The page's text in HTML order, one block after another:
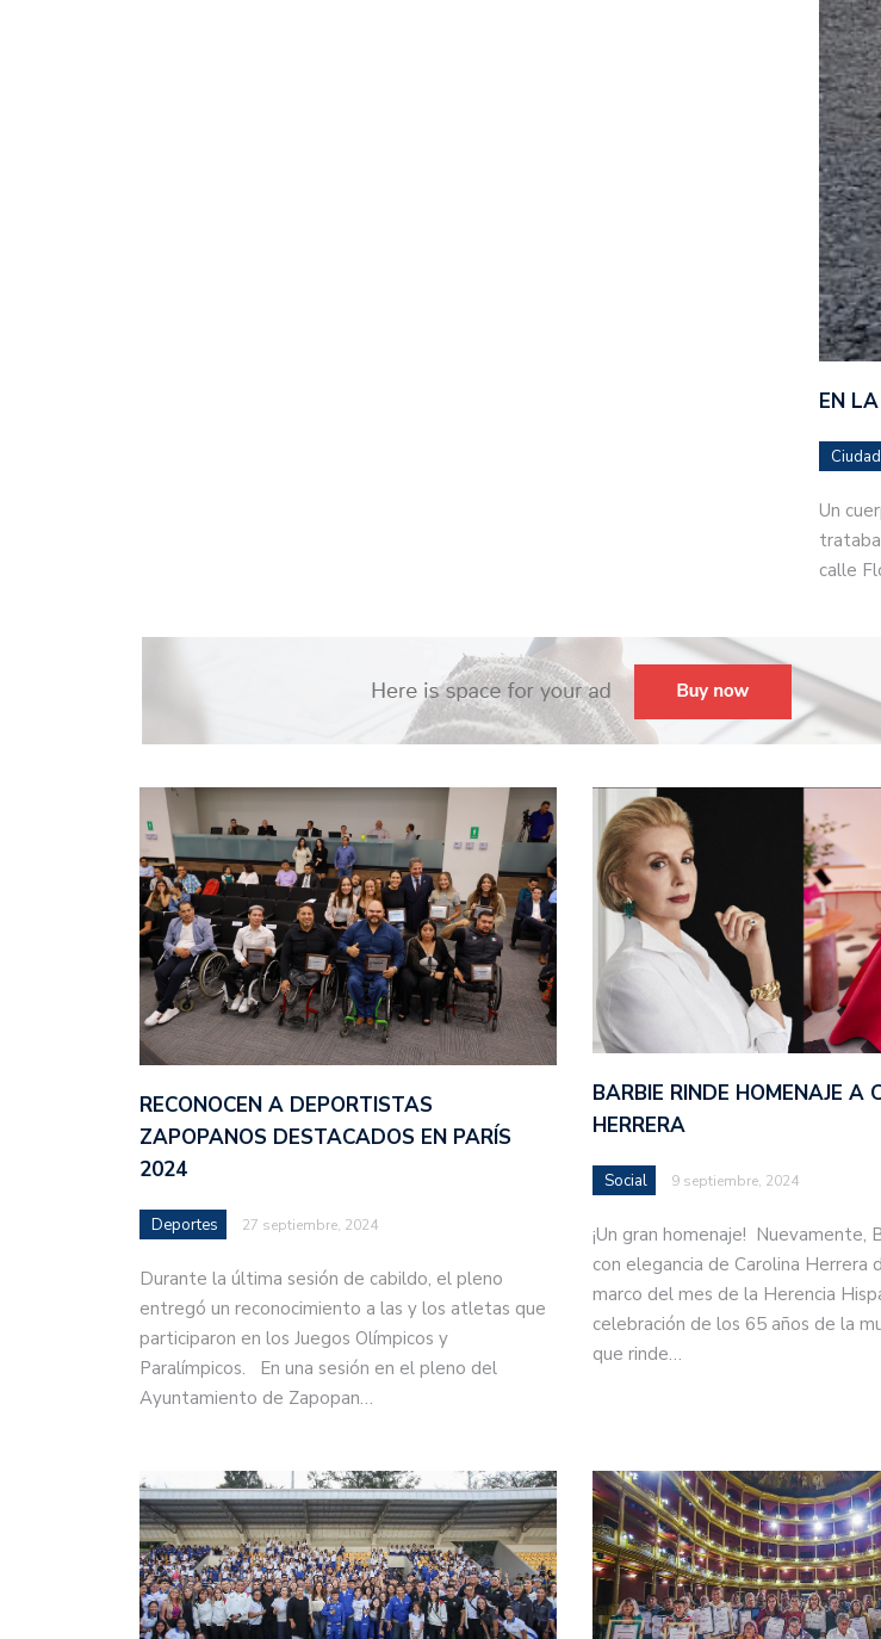
EN
Ciudad
Un
calle
RECONOCEN A DEPORTISTAS
ZAPOPANOS DESTACADOS EN PARÍS
2024
Deportes 27 septiembre, 2024
Durante la última sesión de cabildo, el pleno
entregó un reconocimiento a las y los atletas que
participaron en los Juegos Olímpicos y
Paralímpicos. En una sesión en el pleno del
Ayuntamiento de Zapopan…
BARBIE RINDE HOMENAJE A
HERRERA
Social 9 septiembre, 2024
¡Un gran homenaje! Nuevamente,
con elegancia de Carolina Herrera
marco del mes de la Herencia
celebración de los 65 años de la
que rinde…